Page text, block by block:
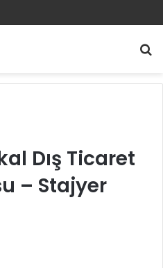
Dış Ticaret
– Stajyer